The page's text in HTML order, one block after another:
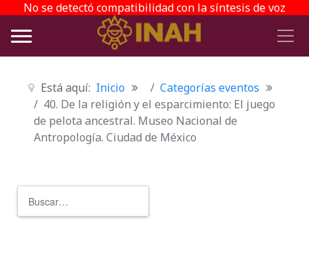
No se detectó compatibilidad con la síntesis de voz
Está aquí: Inicio
Categorías eventos
40. De la religión y el esparcimiento: El juego
de pelota ancestral. Museo Nacional de
Antropología. Ciudad de México